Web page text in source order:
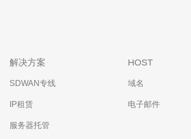
解决方案
SDWAN专线
IP租赁
服务器托管
HOST
域名
电子邮件